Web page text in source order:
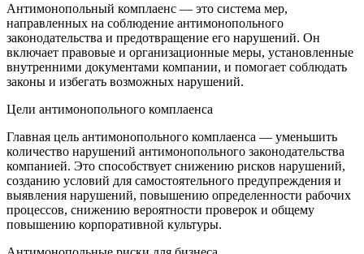
Антимонопольный комплаенс — это система мер,
направленных на соблюдение антимонопольного
законодательства и предотвращение его нарушений. Он
включает правовые и организационные меры, установленные
внутренними документами компании, и помогает соблюдать
законы и избегать возможных нарушений.
Цели антимонопольного комплаенса
Главная цель антимонопольного комплаенса — уменьшить
количество нарушений антимонопольного законодательства
компанией. Это способствует снижению рисков нарушений,
созданию условий для самостоятельного предупреждения и
выявления нарушений, повышению определенности рабочих
процессов, снижению вероятности проверок и общему
повышению корпоративной культуры.